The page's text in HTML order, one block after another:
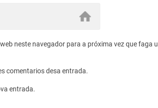
neste navegador para a próxima vez que faga
comentarios desa entrada.
entrada.